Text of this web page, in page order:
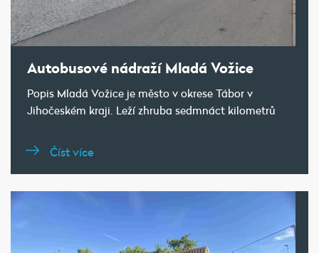
Autobusové nádraží Mladá Vožice
Popis Mladá Vožice je město v okrese Tábor v
Jihočeském kraji. Leží zhruba sedmnáct kilometrů
Číst více